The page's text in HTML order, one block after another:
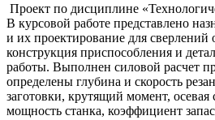
Проект по дисциплине
В курсовой работе представлено
и их проектирование для сверлений
конструкция приспособления и
работы. Выполнен силовой расчет
определены глубина и скорость
заготовки, крутящий момент,
мощность станка, коэффициент